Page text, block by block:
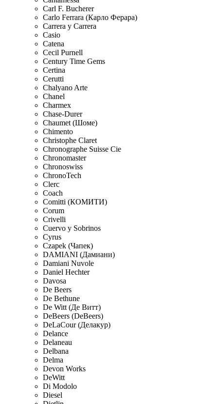
Carl F. Bucherer
Carlo Ferrara (Карло Ферара)
Carrera y Carrera
Casio
Catena
Cecil Purnell
Century Time Gems
Certina
Cerutti
Chalyano Arte
Chanel
Charmex
Chase-Durer
Chaumet (Шоме)
Chimento
Christophe Claret
Chronographe Suisse Cie
Chronomaster
Chronoswiss
ChronoTech
Clerc
Coach
Comitti (КОМИТИ)
Corum
Crivelli
Cuervo y Sobrinos
Cyrus
Czapek (Чапек)
DAMIANI (Дамиани)
Damiani Nuvole
Daniel Hechter
Davosa
De Beers
De Bethune
De Witt (Де Витт)
DeBeers (DeBeers)
DeLaCour (Делакур)
Delance
Delaneau
Delbana
Delma
Devon Works
DeWitt
Di Modolo
Diesel